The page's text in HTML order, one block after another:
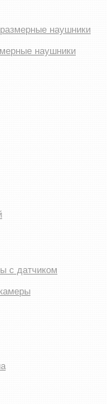
наушники
наушники
с датчиком